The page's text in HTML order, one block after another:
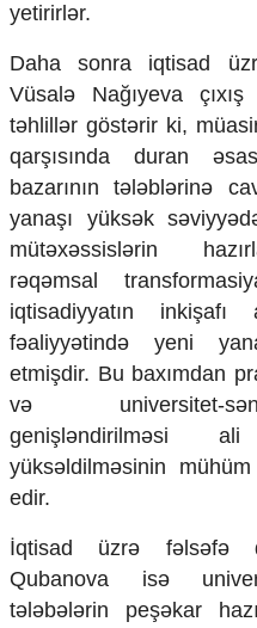
yetirirlər.
Daha sonra iqtisad
Vüsalə Nağıyeva
təhlillər göstərir ki,
qarşısında duran
bazarının tələblərinə
yanaşı yüksək
mütəxəssislərin
rəqəmsal
iqtisadiyyatın
fəaliyyətində yeni
etmişdir. Bu baxımdan
və universitet-
genişləndirilməsi
yüksəldilməsinin
edir.
İqtisad üzrə fəlsəfə
Qubanova isə
tələbələrin peşəkar